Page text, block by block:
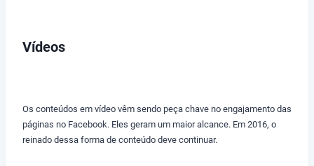
Vídeos
Os conteúdos em vídeo vêm sendo peça chave no engajamento das
páginas no Facebook. Eles geram um maior alcance. Em 2016, o
reinado dessa forma de conteúdo deve continuar.